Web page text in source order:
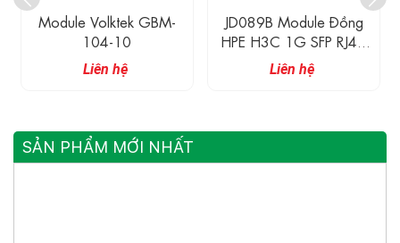
Module Volktek GBM-
104-10
Liên hệ
JD089B Module Đồng
HPE H3C 1G SFP RJ45
Transceiver 100M
Liên hệ
SẢN PHẨM MỚI NHẤT